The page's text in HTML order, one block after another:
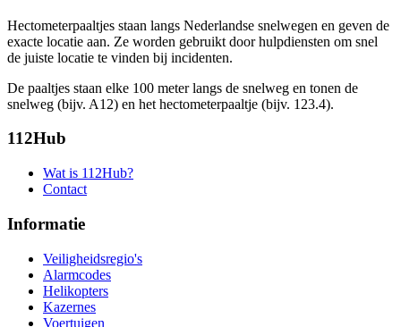
Hectometerpaaltjes staan langs Nederlandse snelwegen en geven de
exacte locatie aan. Ze worden gebruikt door hulpdiensten om snel
de juiste locatie te vinden bij incidenten.
De paaltjes staan elke 100 meter langs de snelweg en tonen de
snelweg (bijv. A12) en het hectometerpaaltje (bijv. 123.4).
112Hub
Wat is 112Hub?
Contact
Informatie
Veiligheidsregio's
Alarmcodes
Helikopters
Kazernes
Voertuigen